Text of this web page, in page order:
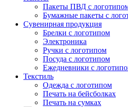
Пакеты ПВД с
Бумажные пакеты с
Сувенирная продукция
Брелки с логотипом
Электроника
Ручки с логотипом
Посуда с логотипом
Ежедневники с
Текстиль
Одежда с логотипом
Печать на бейсболках
Печать на сумках